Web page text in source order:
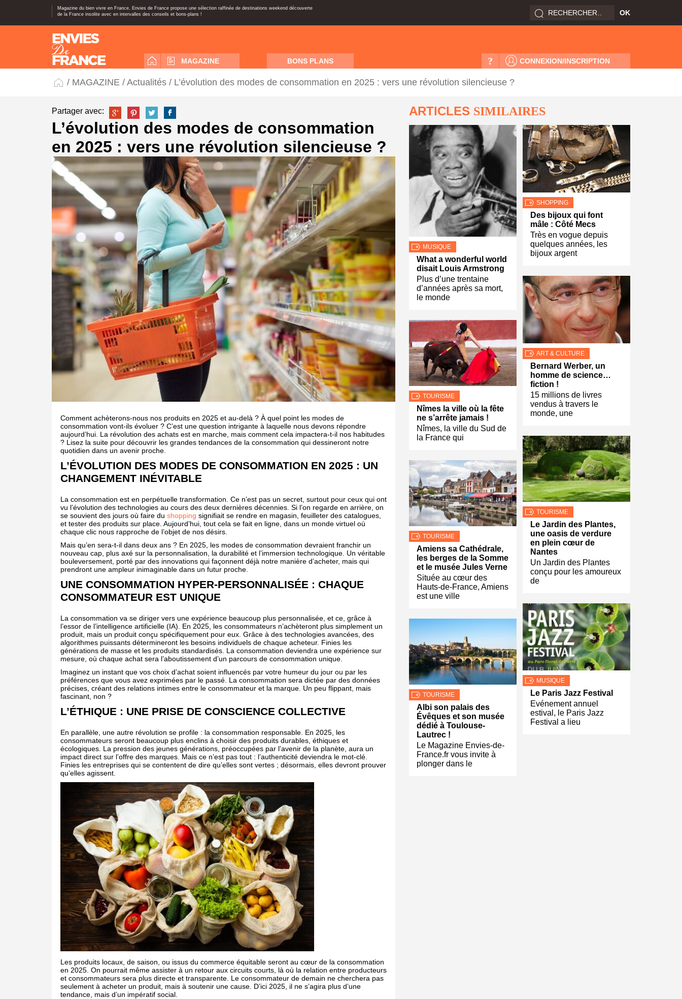
Magazine du bien vivre en France, Envies de France propose une sélection raffinée de destinations weekend découverte
de la France insolite avec en intervalles des conseils et bons-plans !
MAGAZINE BONS PLANS CONNEXION/INSCRIPTION
?
/ MAGAZINE / Actualités / L’évolution des modes de consommation en 2025 : vers une révolution silencieuse ?
Partager avec:
L’évolution des modes de consommation
en 2025 : vers une révolution silencieuse ?
Comment achèterons-nous nos produits en 2025 et au-delà ? À quel point les modes de
consommation vont-ils évoluer ? C’est une question intrigante à laquelle nous devons répondre
aujourd’hui. La révolution des achats est en marche, mais comment cela impactera-t-il nos habitudes
? Lisez la suite pour découvrir les grandes tendances de la consommation qui dessineront notre
quotidien dans un avenir proche.
L’ÉVOLUTION DES MODES DE CONSOMMATION EN 2025 : UN
CHANGEMENT INÉVITABLE
La consommation est en perpétuelle transformation. Ce n’est pas un secret, surtout pour ceux qui ont
vu l’évolution des technologies au cours des deux dernières décennies. Si l’on regarde en arrière, on
se souvient des jours où faire du shopping signifiait se rendre en magasin, feuilleter des catalogues,
et tester des produits sur place. Aujourd’hui, tout cela se fait en ligne, dans un monde virtuel où
chaque clic nous rapproche de l’objet de nos désirs.
Mais qu’en sera-t-il dans deux ans ? En 2025, les modes de consommation devraient franchir un
nouveau cap, plus axé sur la personnalisation, la durabilité et l’immersion technologique. Un véritable
bouleversement, porté par des innovations qui façonnent déjà notre manière d’acheter, mais qui
prendront une ampleur inimaginable dans un futur proche.
UNE CONSOMMATION HYPER-PERSONNALISÉE : CHAQUE
CONSOMMATEUR EST UNIQUE
La consommation va se diriger vers une expérience beaucoup plus personnalisée, et ce, grâce à
l’essor de l’intelligence artificielle (IA). En 2025, les consommateurs n’achèteront plus simplement un
produit, mais un produit conçu spécifiquement pour eux. Grâce à des technologies avancées, des
algorithmes puissants détermineront les besoins individuels de chaque acheteur. Finies les
générations de masse et les produits standardisés. La consommation deviendra une expérience sur
mesure, où chaque achat sera l’aboutissement d’un parcours de consommation unique.
Imaginez un instant que vos choix d’achat soient influencés par votre humeur du jour ou par les
préférences que vous avez exprimées par le passé. La consommation sera dictée par des données
précises, créant des relations intimes entre le consommateur et la marque. Un peu flippant, mais
fascinant, non ?
L’ÉTHIQUE : UNE PRISE DE CONSCIENCE COLLECTIVE
En parallèle, une autre révolution se profile : la consommation responsable. En 2025, les
consommateurs seront beaucoup plus enclins à choisir des produits durables, éthiques et
écologiques. La pression des jeunes générations, préoccupées par l’avenir de la planète, aura un
impact direct sur l’offre des marques. Mais ce n’est pas tout : l’authenticité deviendra le mot-clé.
Finies les entreprises qui se contentent de dire qu’elles sont vertes ; désormais, elles devront prouver
qu’elles agissent.
Les produits locaux, de saison, ou issus du commerce équitable seront au cœur de la consommation
en 2025. On pourrait même assister à un retour aux circuits courts, là où la relation entre producteurs
et consommateurs sera plus directe et transparente. Le consommateur de demain ne cherchera pas
seulement à acheter un produit, mais à soutenir une cause. D’ici 2025, il ne s’agira plus d’une
tendance, mais d’un impératif social.
ARTICLES SIMILAIRES
MUSIQUE
What a wonderful world
disait Louis Armstrong
Plus d’une trentaine
d’années après sa mort,
le monde
TOURISME
Nîmes la ville où la fête
ne s’arrête jamais !
Nîmes, la ville du Sud de
la France qui
TOURISME
Amiens sa Cathédrale,
les berges de la Somme
et le musée Jules Verne
Située au cœur des
Hauts-de-France, Amiens
est une ville
TOURISME
Albi son palais des
Évêques et son musée
dédié à Toulouse-
Lautrec !
Le Magazine Envies-de-
France.fr vous invite à
plonger dans le
SHOPPING
Des bijoux qui font
mâle : Côté Mecs
Très en vogue depuis
quelques années, les
bijoux argent
ART & CULTURE
Bernard Werber, un
homme de science…
fiction !
15 millions de livres
vendus à travers le
monde, une
TOURISME
Le Jardin des Plantes,
une oasis de verdure
en plein cœur de
Nantes
Un Jardin des Plantes
conçu pour les amoureux
de
MUSIQUE
Le Paris Jazz Festival
Evénement annuel
estival, le Paris Jazz
Festival a lieu